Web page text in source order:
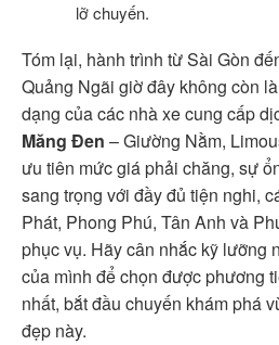
lỡ chuyến.
Tóm lại, hành trình từ Sài Gòn
Quảng Ngãi giờ đây không còn
dạng của các nhà xe cung cấp
Măng Đen – Giường Nằm,
ưu tiên mức giá phải chăng, sự
sang trọng với đầy đủ tiện nghi,
Phát, Phong Phú, Tân Anh và
phục vụ. Hãy cân nhắc kỹ lưỡng
của mình để chọn được phương
nhất, bắt đầu chuyến khám phá
đẹp này.